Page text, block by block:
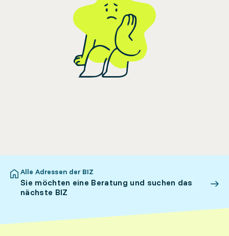
Alle Adressen der BIZ
Sie möchten eine Beratung und suchen das
nächste BIZ